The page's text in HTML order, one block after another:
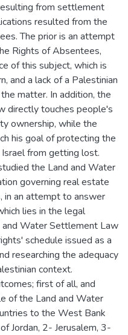
from settlement
resulted from the
The prior is an attempt
Rights of Absentees,
of this subject, which is
and a lack of a Palestinian
matter. In addition, the
directly touches people's
ownership, while the
his goal of protecting the
from getting lost.
the Land and Water
governing real estate
in an attempt to answer
lies in the legal
Water Settlement Law
schedule issued as a
researching the adequacy
context.
first of all, and
of the Land and Water
to the West Bank
Jordan, 2- Jerusalem, 3-